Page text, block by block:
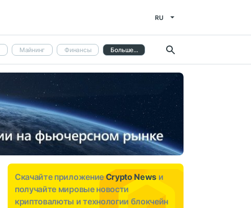
RU
Майнинг Финансы Больше...
Скачайте приложениеCrypto News и
получайте мировые новости
криптовалюты и технологии блокчейн